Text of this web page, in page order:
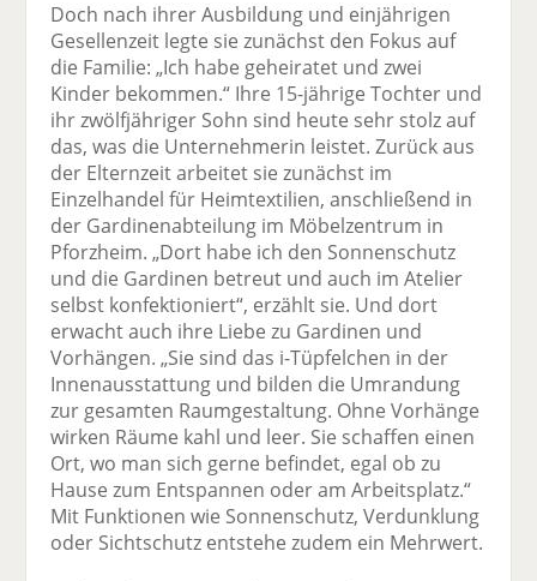
Doch nach ihrer Ausbildung und einjährigen
Gesellenzeit legte sie zunächst den Fokus auf
die Familie: „Ich habe geheiratet und zwei
Kinder bekommen.“ Ihre 15-jährige Tochter und
ihr zwölfjähriger Sohn sind heute sehr stolz auf
das, was die Unternehmerin leistet. Zurück aus
der Elternzeit arbeitet sie zunächst im
Einzelhandel für Heimtextilien, anschließend in
der Gardinenabteilung im Möbelzentrum in
Pforzheim. „Dort habe ich den Sonnenschutz
und die Gardinen betreut und auch im Atelier
selbst konfektioniert“, erzählt sie. Und dort
erwacht auch ihre Liebe zu Gardinen und
Vorhängen. „Sie sind das i-Tüpfelchen in der
Innenausstattung und bilden die Umrandung
zur gesamten Raumgestaltung. Ohne Vorhänge
wirken Räume kahl und leer. Sie schaffen einen
Ort, wo man sich gerne befindet, egal ob zu
Hause zum Entspannen oder am Arbeitsplatz.“
Mit Funktionen wie Sonnenschutz, Verdunklung
oder Sichtschutz entstehe zudem ein Mehrwert.